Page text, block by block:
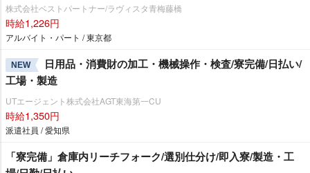
株式会社ベストパートナー/ラヴィスタ青梅藤橋
時給1,226円
アルバイト・パート / 東京都
NEW
日用品・消費財の加工・機械操作・検査/寮完備/日払い/
工場・製造
UTエージェント株式会社AGT東海第一CU
時給1,350円
派遣社員 / 愛知県
「寮完備」倉庫内リーチフォーク/選別仕分け/即入寮/製造・工